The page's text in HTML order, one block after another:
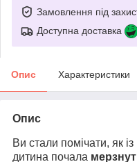
Замовлення під
Доступна доставка
Опис Характеристики
Опис
Ви стали помічати, як
дитина почала